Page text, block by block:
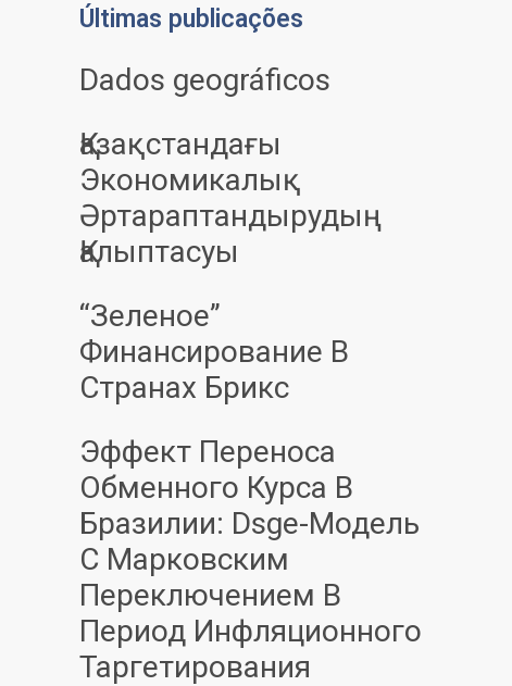
Últimas publicações
Dados geográficos
Қазақстандағы
Экономикалық
Әртараптандырудың
Қалыптасуы
“Зеленое”
Финансирование В
Странах Брикс
Эффект Переноса
Обменного Курса В
Бразилии: Dsge-Модель
С Марковским
Переключением В
Период Инфляционного
Таргетирования